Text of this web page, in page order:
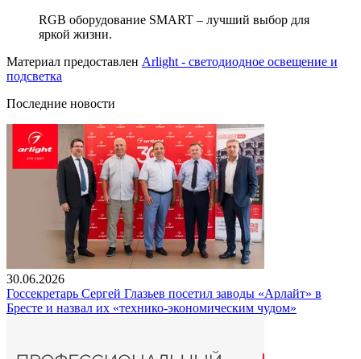
RGB оборудование SMART – лучший выбор для
яркой жизни.
Материал предоставлен Arlight - светодиодное освещение и
подсветка
Последние новости
30.06.2026
Госсекретарь Сергей Глазьев посетил заводы «Арлайт» в
Бресте и назвал их «технико-экономическим чудом»